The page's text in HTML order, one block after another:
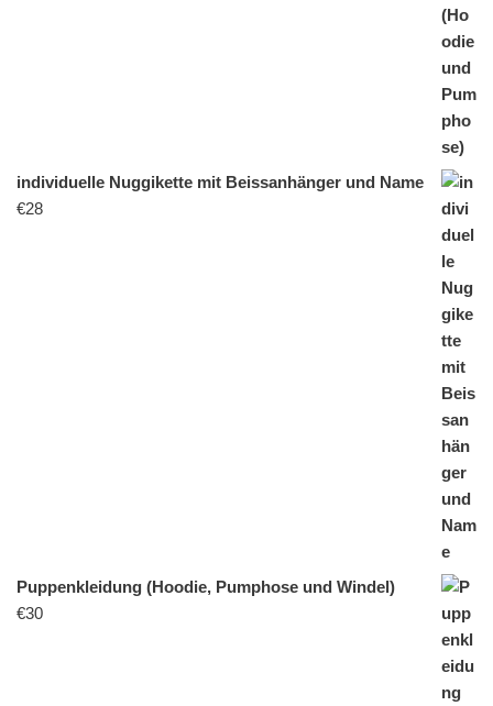
individuelle Nuggikette mit Beissanhänger und Name
€28
Puppenkleidung (Hoodie, Pumphose und Windel)
€30